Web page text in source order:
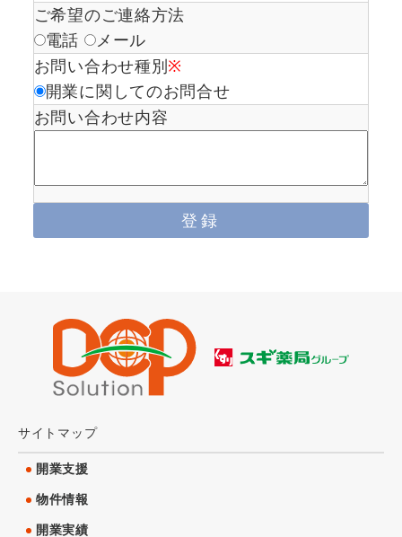
ご希望のご連絡方法
電話
メール
お問い合わせ種別 ※
開業に関してのお問合せ
お問い合わせ内容
サイトマップ
開業支援
物件情報
開業実績